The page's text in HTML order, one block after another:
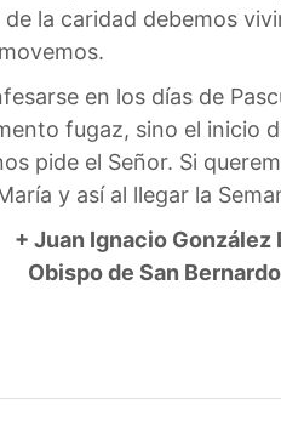
la caridad debemos
en los días de
fugaz, sino el inicio
pide el Señor. Si
y así al llegar la
+ Juan Ignacio González
Obispo de San Bernardo